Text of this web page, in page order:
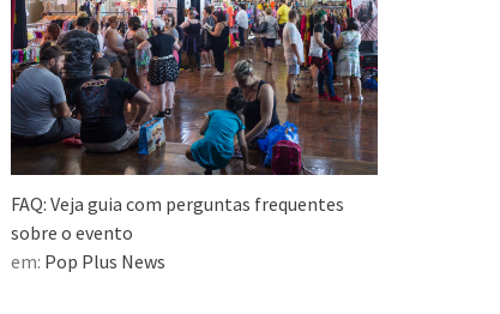
FAQ: Veja guia com perguntas frequentes
sobre o evento
em: Pop Plus News